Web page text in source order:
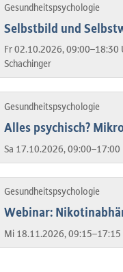
Gesundheitspsychologie
Selbstbild und
Fr 02.10.2026, 09:00–18:30
Schachinger
Gesundheitspsychologie
Alles psychisch?
Sa 17.10.2026,
Gesundheitspsychologie
Webinar:
Mi 18.11.2026,